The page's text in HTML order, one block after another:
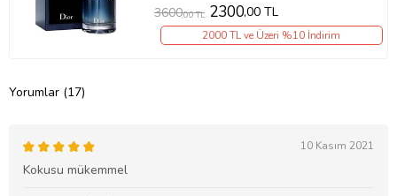
3600,00 TL 2300,00 TL
2000 TL ve Üzeri %10 İndirim
Yorumlar (17)
10 Kasım 2021
Kokusu mükemmel